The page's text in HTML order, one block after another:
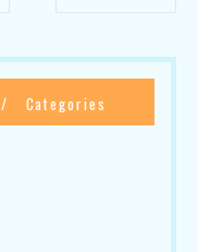
Categories